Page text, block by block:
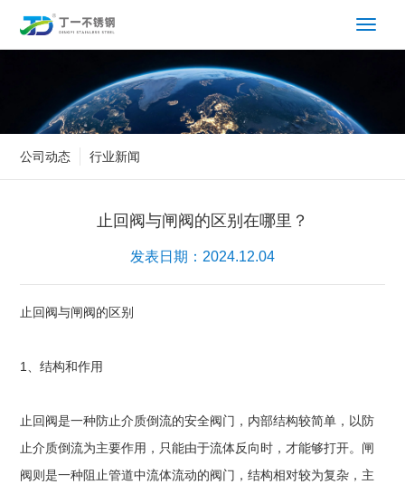
Toggle
公司动态 行业新闻
止回阀与闸阀的区别在哪里？
发表日期：2024.12.04
止回阀与闸阀的区别
1、结构和作用
止回阀是一种防止介质倒流的安全阀门，内部结构较简单，以防
止介质倒流为主要作用，只能由于流体反向时，才能够打开。闸
阀则是一种阻止管道中流体流动的阀门，结构相对较为复杂，主